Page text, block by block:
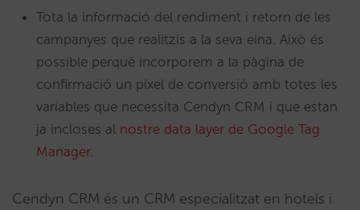
Tota la informació del rendiment i retorn de les
campanyes que realitzis a la seva eina. Això és
possible perquè incorporem a la pàgina de
confirmació un píxel de conversió amb totes les
variables que necessita Cendyn CRM i que estan
ja incloses al nostre data layer de Google Tag
Manager.
Cendyn CRM és un CRM especialitzat en hotels i